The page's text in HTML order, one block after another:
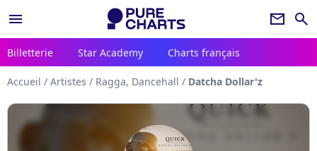
menu newsletter search
Billetterie Star Academy Charts français
Accueil / Artistes / Ragga, Dancehall / Datcha Dollar'z